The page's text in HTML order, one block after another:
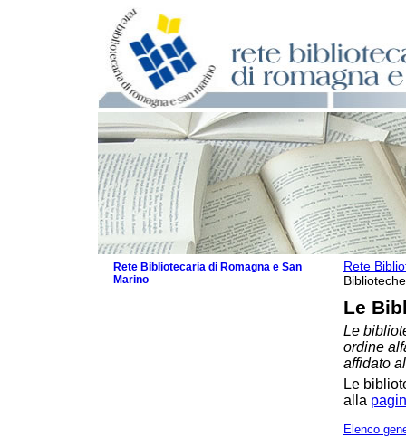
Rete
Biblioteche
Le
Le
ordine
affidato
Le
alla
Elenco
Rete Bibliotecaria di Romagna e San
Marino